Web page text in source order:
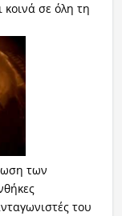
κοινά σε όλη τη
των
του